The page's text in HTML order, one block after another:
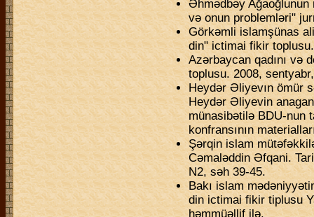
Əhmədbəy Ağaoğlunun
və onun problemləri"
Görkəmli islamşünas
din" ictimai fikir
Azərbaycan qadını və
toplusu. 2008,
Heydər Əliyevın ömür
Heydər Əliyevin
münasibətilə BDU-nun
konfransının
Şərqin islam
Cəmaləddin Əfqani.
N2, səh 39-45.
Bakı islam
din ictimai fikir tiplusu
həmmüəllif ilə.